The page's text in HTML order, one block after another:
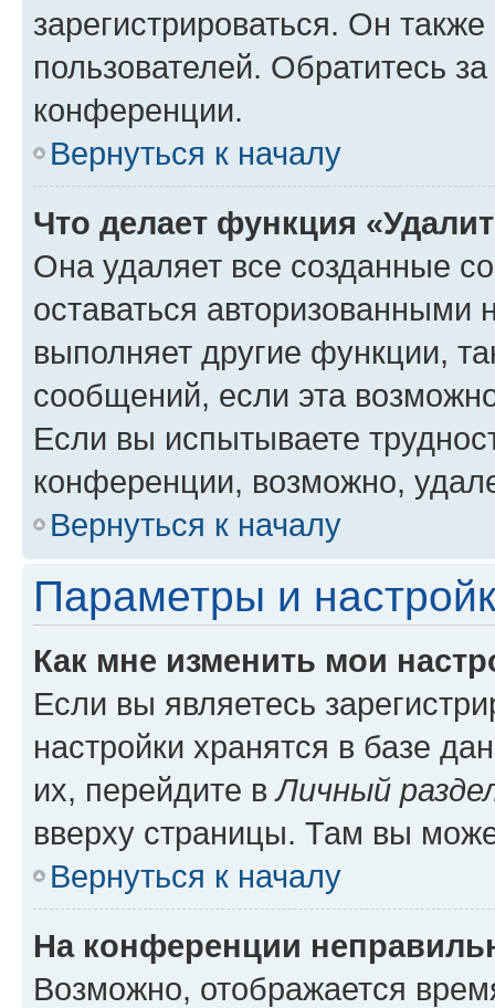
зарегистрироваться. Он
пользователей. Обратитесь
конференции.
Вернуться к началу
Что делает функция
Она удаляет все созданные
оставаться авторизованными
выполняет другие функции,
сообщений, если эта
Если вы испытываете
конференции, возможно,
Вернуться к началу
Параметры и
Как мне изменить мои
Если вы являетесь
настройки хранятся в базе
их, перейдите вЛичный
вверху страницы. Там вы
Вернуться к началу
На конференции
Возможно, отображается